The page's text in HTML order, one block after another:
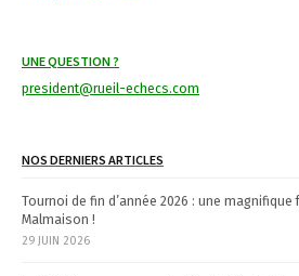
UNE QUESTION ?
president@rueil-echecs.com
NOS DERNIERS ARTICLES
Tournoi de fin d’année 2026 : une
Malmaison !
29 JUIN 2026